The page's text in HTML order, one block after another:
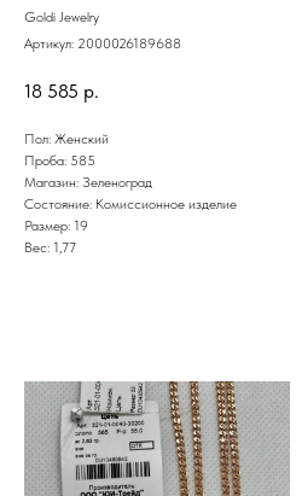
Goldi Jewelry
Артикул: 2000026189688
18 585 р.
Пол: Женский
Проба: 585
Магазин: Зеленоград
Состояние: Комиссионное изделие
Размер: 19
Вес: 1,77